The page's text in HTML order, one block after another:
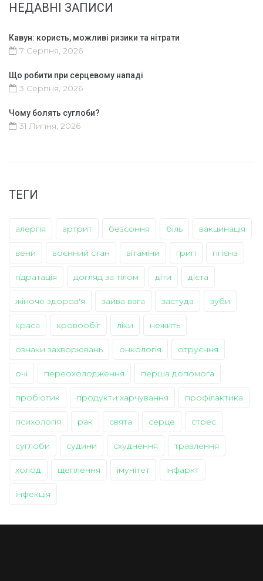
НЕДАВНІ ЗАПИСИ
Кавун: користь, можливі ризики та нітрати
7 Серпня, 2026
Що робити при серцевому нападі
3 Серпня, 2026
Чому болять суглоби?
31 Липня, 2026
ТЕГИ
алергія артрит безсоння біль вакцинація
вени воєнний стан вітаміни грип гігієна
гідратація догляд за тілом діти дієта
жіноче здоров'я зайва вага застуда зуби
краса кровообіг ліки нежить
ознаки захворювань онкологія отруєння
очі переохолодження перша допомога
пробіотик продукти харчування профілактика
психологія рак свята серце стрес
суглоби судини схуднення травлення
холод щеплення імунітет інфаркт
інфекція